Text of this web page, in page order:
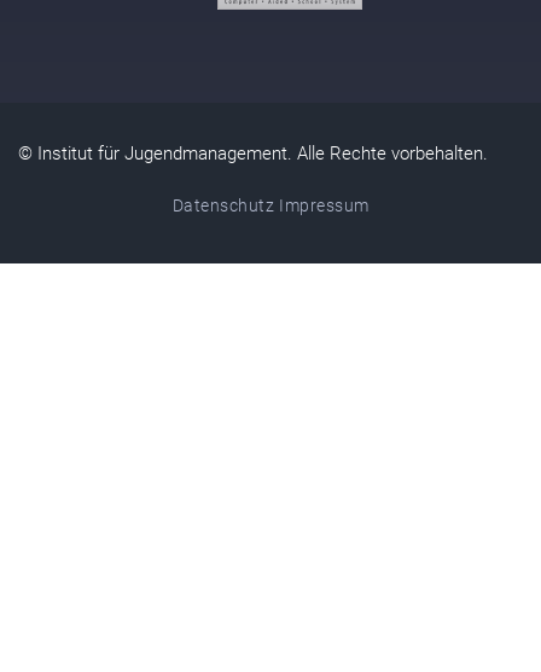
© Institut für Jugendmanagement. Alle Rechte vorbehalten.
Datenschutz Impressum